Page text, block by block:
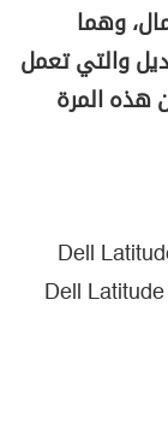
وهما
والتي تعمل
هذه المرة
Dell
Dell